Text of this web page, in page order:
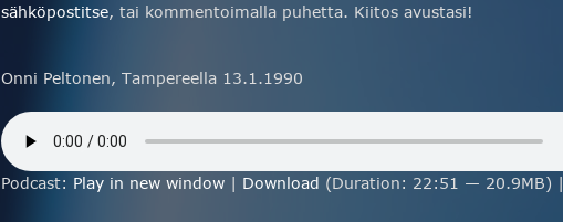
sähköpostitse, tai kommentoimalla puhetta. Kiitos avustasi!
Onni Peltonen, Tampereella 13.1.1990
Podcast: Play in new window | Download (Duration: 22:51 — 20.9MB) |